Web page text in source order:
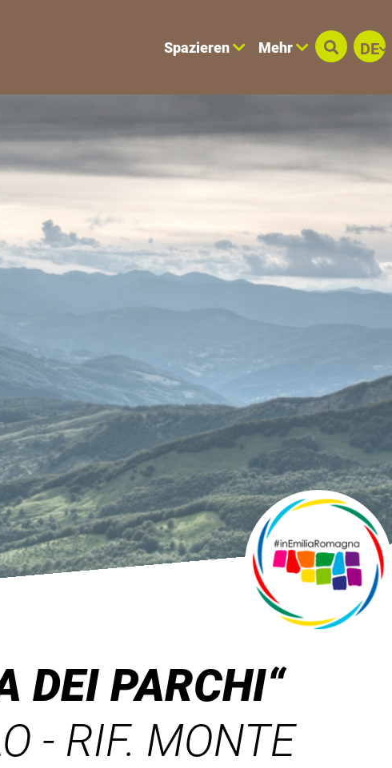
Spazieren Mehr DE
DEI PARCHI“
- RIF. MONTE